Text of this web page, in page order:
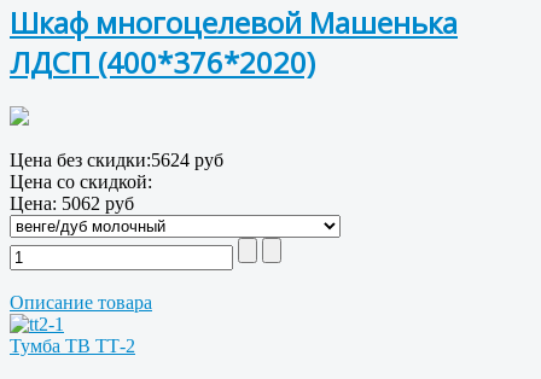
Шкаф многоцелевой Машенька
ЛДСП (400*376*2020)
Цена без скидки:5624 руб
Цена со скидкой:
Цена: 5062 руб
Описание товара
Тумба ТВ ТТ-2